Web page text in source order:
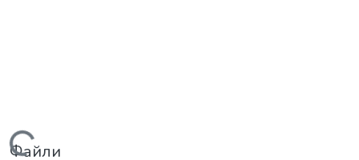
Файли